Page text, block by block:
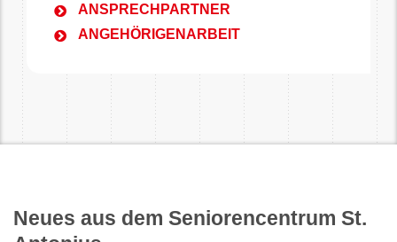
ANSPRECHPARTNER
ANGEHÖRIGENARBEIT
Neues aus dem Seniorencentrum St.